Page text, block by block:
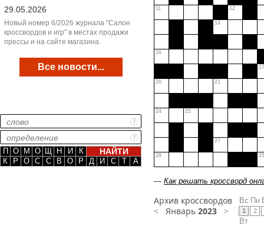
29.05.2026
Новый номер 6/2026 журнала "Салон
кроссвордов и игр" в местах продажи
прессы и на сайте магазина.
Все новости...
П О М О Щ Н И
К
К
Р О С С В О Р Д И С Т А
11 12
14
16
17
20 21
24 25
27
28 29
— Как решать кроссворд
Архив кроссвордов
< Январь 2023 >
Вс
1
Пн
2
Вт